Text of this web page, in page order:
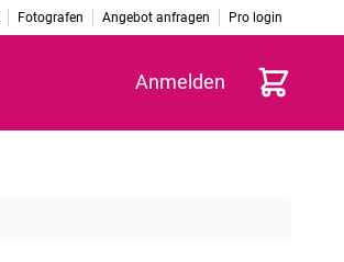
Fotografen Angebot anfragen Pro login
Anmelden Warenkorb